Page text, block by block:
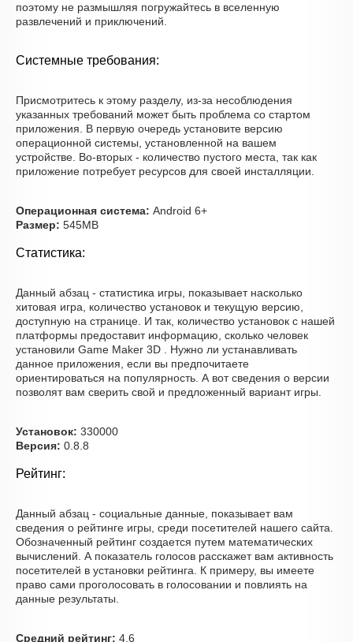
поэтому не размышляя погружайтесь в вселенную
развлечений и приключений.
Системные требования:
Присмотритесь к этому разделу, из-за несоблюдения
указанных требований может быть проблема со стартом
приложения. В первую очередь установите версию
операционной системы, установленной на вашем
устройстве. Во-вторых - количество пустого места, так как
приложение потребует ресурсов для своей инсталляции.
Операционная система: Android 6+
Размер: 545MB
Статистика:
Данный абзац - статистика игры, показывает насколько
хитовая игра, количество установок и текущую версию,
доступную на странице. И так, количество установок с нашей
платформы предоставит информацию, сколько человек
установили Game Maker 3D . Нужно ли устанавливать
данное приложения, если вы предпочитаете
ориентироваться на популярность. А вот сведения о версии
позволят вам сверить свой и предложенный вариант игры.
Установок: 330000
Версия: 0.8.8
Рейтинг:
Данный абзац - социальные данные, показывает вам
сведения о рейтинге игры, среди посетителей нашего сайта.
Обозначенный рейтинг создается путем математических
вычислений. А показатель голосов расскажет вам активность
посетителей в установки рейтинга. К примеру, вы имеете
право сами проголосовать в голосовании и повлиять на
данные результаты.
Средний рейтинг: 4.6